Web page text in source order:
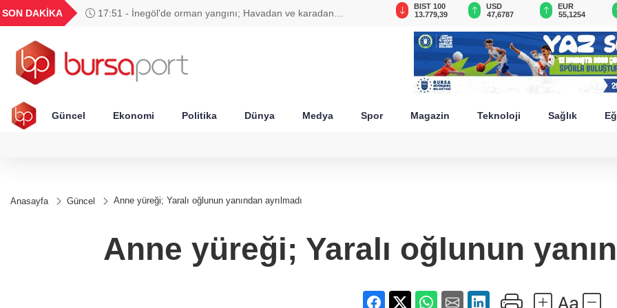
SON DAKİKA
17:51 - İnegöl'de orman yangını; Havadan ve karadan
GEL
18,2677
16,3788
27,9743
0,0018
BIST 100
13.779,39
USD
47,6787
EUR
55,1254
Güncel Ekonomi Politika Dünya Medya Spor Magazin Teknoloji Sağlık
Anasayfa Güncel Anne yüreği; Yaralı oğlunun yanından ayrılmadı
Anne yüreği; Yaralı oğlunun